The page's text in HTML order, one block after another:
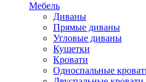
Мебель
Диваны
Прямые диваны
Угловые диваны
Кушетки
Кровати
Односпальные